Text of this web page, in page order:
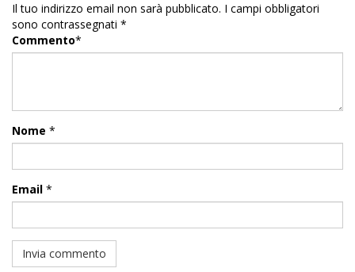
Il tuo indirizzo email non sarà pubblicato. I campi obbligatori
sono contrassegnati *
Commento*
Nome *
Email *